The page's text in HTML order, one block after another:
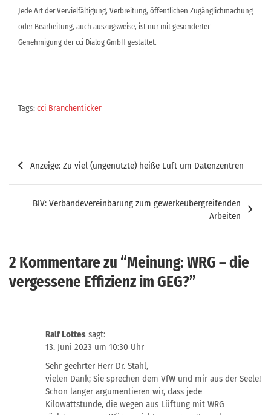
Jede Art der Vervielfältigung, Verbreitung, öffentlichen Zugänglichmachung
oder Bearbeitung, auch auszugsweise, ist nur mit gesonderter
Genehmigung der cci Dialog GmbH gestattet.
Tags:cci Branchenticker
Beitragsnavigation
Anzeige: Zu viel (ungenutzte) heiße Luft um Datenzentren
BIV: Verbändevereinbarung zum gewerkeübergreifenden
Arbeiten
2 Kommentare zu “Meinung: WRG – die
vergessene Effizienz im GEG?”
Ralf Lottes sagt:
13. Juni 2023 um 10:30 Uhr
Sehr geehrter Herr Dr. Stahl,
vielen Dank; Sie sprechen dem VfW und mir aus der Seele!
Schon länger argumentieren wir, dass jede
Kilowattstunde, die wegen aus Lüftung mit WRG